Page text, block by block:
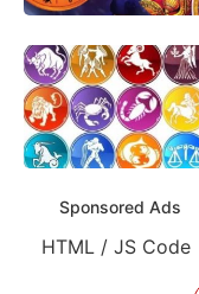
Sponsored Ads
HTML / JS Code